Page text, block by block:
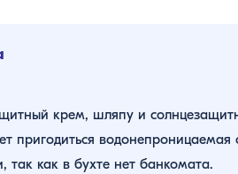
крем, шляпу и
пригодиться водонепроницаемая
так как в бухте нет банкомата.